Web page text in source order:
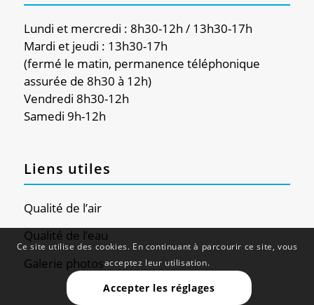
Lundi et mercredi : 8h30-12h / 13h30-17h
Mardi et jeudi : 13h30-17h
(fermé le matin, permanence téléphonique
assurée de 8h30 à 12h)
Vendredi 8h30-12h
Samedi 9h-12h
Liens utiles
Qualité de l’air
Qualité de l’eau
Galerie photos
Ce site utilise des cookies. En continuant à parcourir ce site, vous
acceptez leur utilisation.
Accepter les réglages